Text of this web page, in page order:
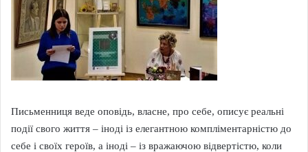
Письменниця веде оповідь, власне, про себе, описує реальні
події свого життя – іноді із елегантною компліментарністю до
себе і своїх героїв, а іноді – із вражаючою відвертістю, коли